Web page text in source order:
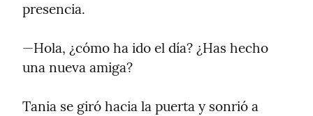
presencia.
—Hola, ¿cómo ha ido el día? ¿Has hecho
una nueva amiga?
Tania se giró hacia la puerta y sonrió a